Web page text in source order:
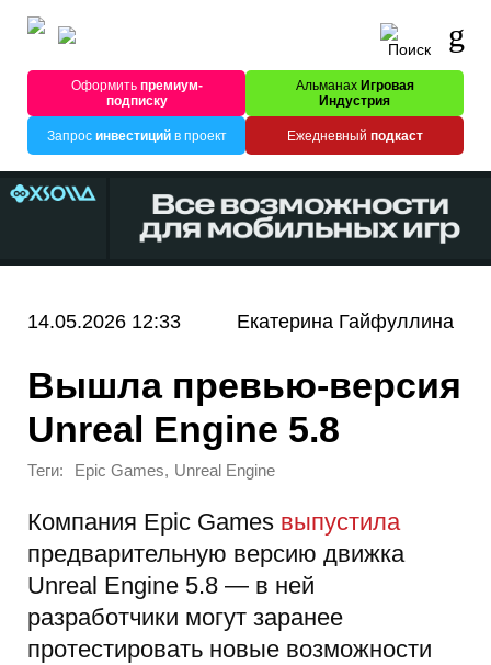
Оформитьпремиум-
подписку
Альманах Игровая
Индустрия
Запрос инвестицийв проект Ежедневный подкаст
14.05.2026 12:33 Екатерина Гайфуллина
Вышла превью-версия
Unreal Engine 5.8
Теги: Epic Games, Unreal Engine
Компания Epic Games выпустила
предварительную версию движка
Unreal Engine 5.8 — в ней
разработчики могут заранее
протестировать новые возможности